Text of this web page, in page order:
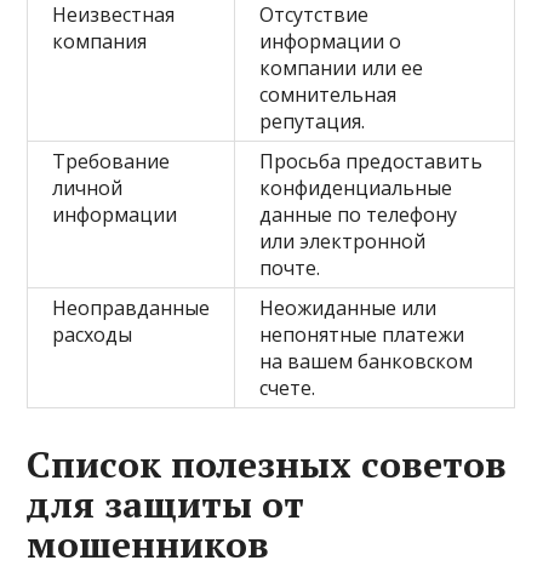
Неизвестная
компания
Отсутствие
информации о
компании или ее
сомнительная
репутация.
Требование
личной
информации
Просьба предоставить
конфиденциальные
данные по телефону
или электронной
почте.
Неоправданные
расходы
Неожиданные или
непонятные платежи
на вашем банковском
счете.
Список полезных советов
для защиты от
мошенников